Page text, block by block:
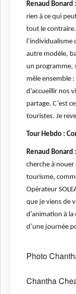
Renaud Bonard :
rien à ce qui
tout le
l’individualisme
autre modèle,
un programme,
mêle ensemble
d’accueillir nos
partage. C’est
touristes. Je
Tour Hebdo :
Renaud Bonard :
cherche à nouer
tourisme,
Opérateur
que je viens de
d’animation à
d’une journée
Photo
Chantha